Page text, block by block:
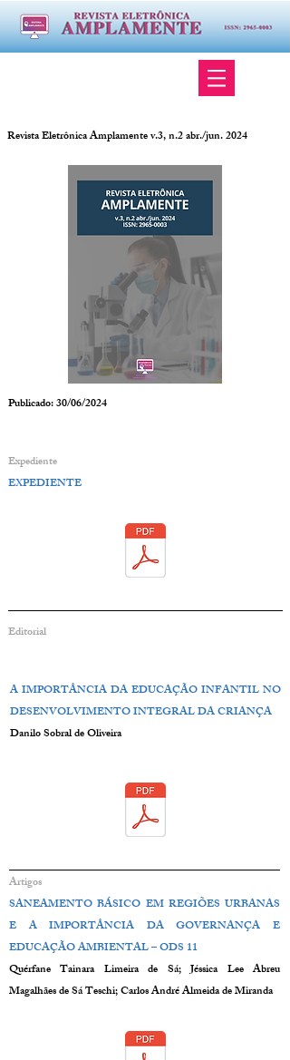
Revista Eletrônica Amplamente v.3, n.2 abr./jun. 2024
Publicado: 30/06/2024
Expediente
EXPEDIENTE
Editorial
A IMPORTÂNCIA DA EDUCAÇÃO INFANTIL NO
DESENVOLVIMENTO INTEGRAL DA CRIANÇA
Danilo Sobral de Oliveira
Artigos
SANEAMENTO BÁSICO EM REGIÕES URBANAS
E A IMPORTÂNCIA DA GOVERNANÇA E
EDUCAÇÃO AMBIENTAL – ODS 11
Quérfane Tainara Limeira de Sá; Jéssica Lee Abreu
Magalhães de Sá Teschi; Carlos André Almeida de Miranda